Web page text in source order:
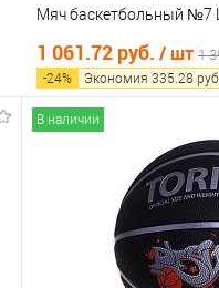
Мяч баскетбольный №7
1 061.72 руб. / шт 1
-24% Экономия 335.28
В
Купить в 1 клик
В избранное
В наличии